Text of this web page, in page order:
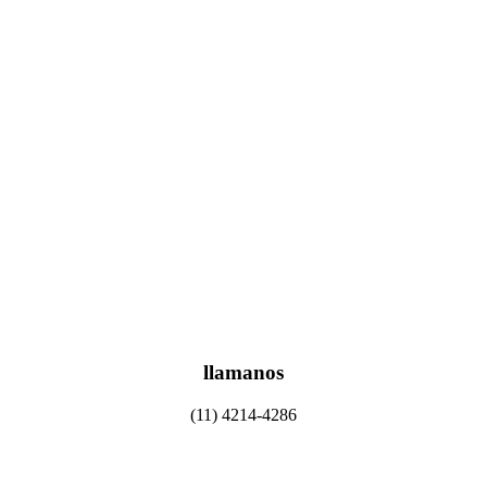
llamanos
(11) 4214-4286